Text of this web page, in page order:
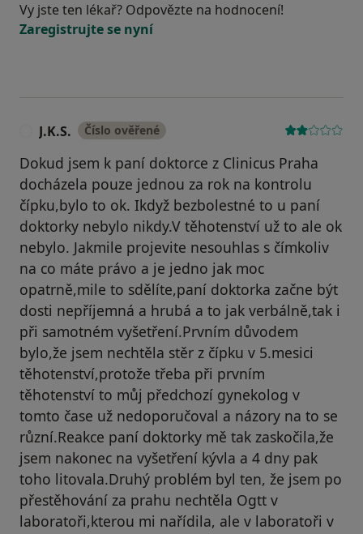
Vy jste ten lékař? Odpovězte na hodnocení!
Zaregistrujte se nyní
J.K.S. Číslo ověřené
Dokud jsem k paní doktorce z Clinicus Praha
docházela pouze jednou za rok na kontrolu
čípku,bylo to ok. Ikdyž bezbolestné to u paní
doktorky nebylo nikdy.V těhotenství už to ale ok
nebylo. Jakmile projevite nesouhlas s čímkoliv
na co máte právo a je jedno jak moc
opatrně,mile to sdělíte,paní doktorka začne být
dosti nepříjemná a hrubá a to jak verbálně,tak i
při samotném vyšetření.Prvním důvodem
bylo,že jsem nechtěla stěr z čípku v 5.mesici
těhotenství,protože třeba při prvním
těhotenství to můj předchozí gynekolog v
tomto čase už nedoporučoval a názory na to se
různí.Reakce paní doktorky mě tak zaskočila,že
jsem nakonec na vyšetření kývla a 4 dny pak
toho litovala.Druhý problém byl ten, že jsem po
přestěhování za prahu nechtěla Ogtt v
laboratoři,kterou mi nařídila, ale v laboratoři v